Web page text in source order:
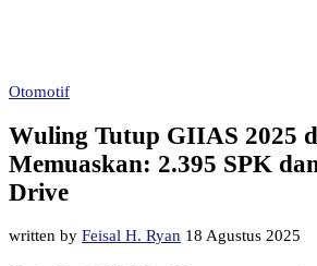
Otomotif
Wuling Tutup GIIAS 2025
Memuaskan: 2.395 SPK
Drive
written by Feisal H. Ryan 18 Agustus 2025